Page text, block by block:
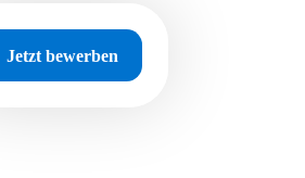
Jetzt bewerben